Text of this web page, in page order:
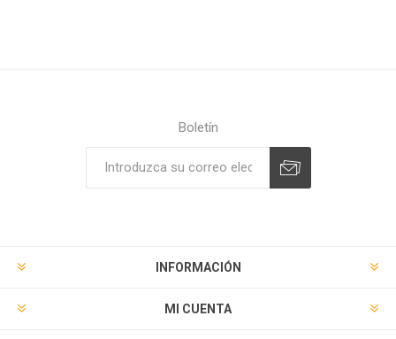
Boletín
INFORMACIÓN
MI CUENTA